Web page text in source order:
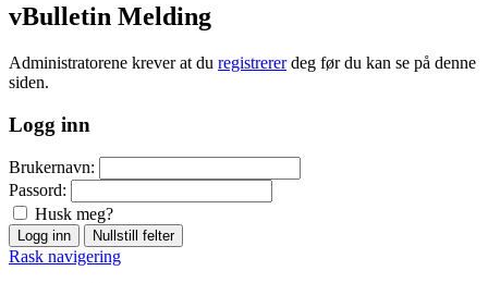
vBulletin Melding
Administratorene krever at du registrererdeg før du kan se på denne
siden.
Logg inn
Brukernavn:
Passord:
Husk meg?
Rask navigering